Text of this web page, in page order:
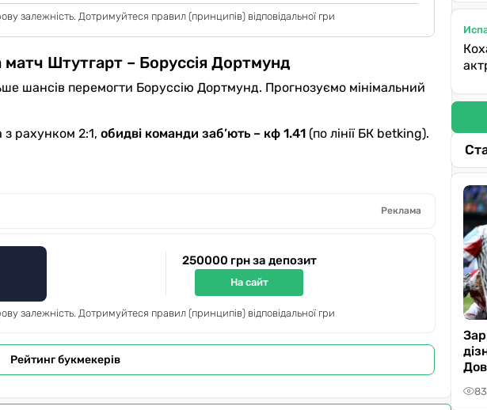
залежність. Дотримуйтеся правил (принципів) відповідальної гри
матч Штутгарт – Боруссія Дортмунд
шансів перемогти Боруссію Дортмунд. Прогнозуємо мінімальний
рахунком 2:1, обидві команди заб’ють – кф 1.41 (по лінії БК betking).
Реклама
250000 грн за депозит
На сайт
залежність. Дотримуйтеся правил (принципів) відповідальної гри
Рейтинг букмекерів